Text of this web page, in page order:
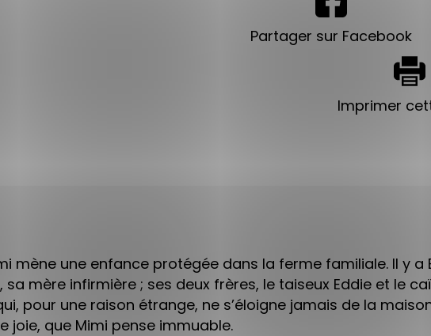
Partager sur Facebook
Imprimer
mène une enfance protégée dans la ferme familiale. Il y a
mère infirmière ; ses deux frères, le taiseux Eddie et le
pour une raison étrange, ne s’éloigne jamais de la
joie, que Mimi pense immuable.